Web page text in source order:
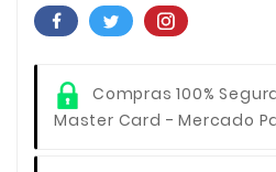
Compras 100%
Master Card - Mercado